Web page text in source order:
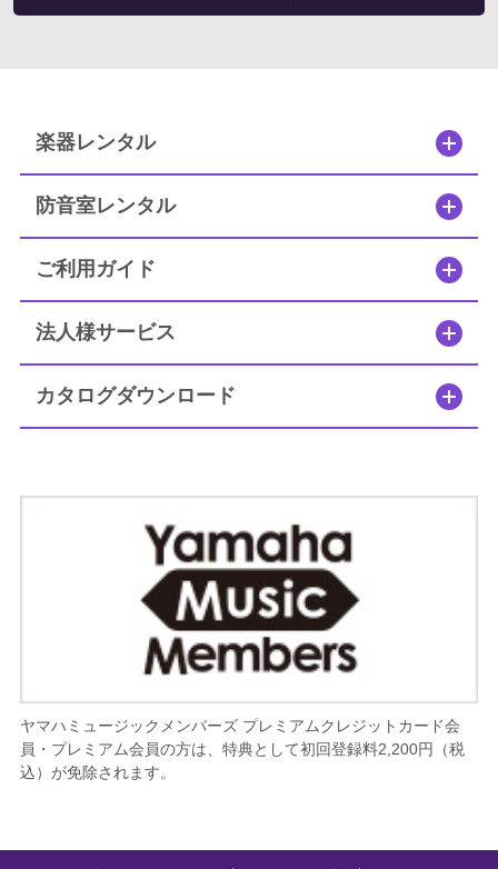
楽器レンタル
防音室レンタル
ご利用ガイド
法人様サービス
カタログダウンロード
ヤマハミュージックメンバーズ プレミアムクレジットカード会
員・プレミアム会員の方は、特典として初回登録料2,200円（税
込）が免除されます。